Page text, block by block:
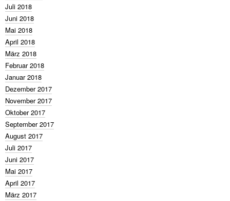
Juli 2018
Juni 2018
Mai 2018
April 2018
März 2018
Februar 2018
Januar 2018
Dezember 2017
November 2017
Oktober 2017
September 2017
August 2017
Juli 2017
Juni 2017
Mai 2017
April 2017
März 2017